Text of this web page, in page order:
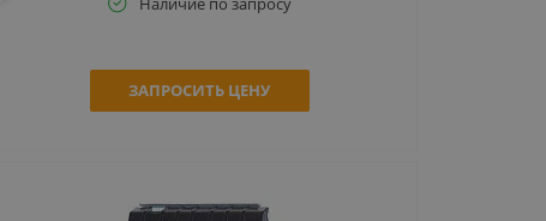
ЗАПРОСИТЬ ЦЕНУ